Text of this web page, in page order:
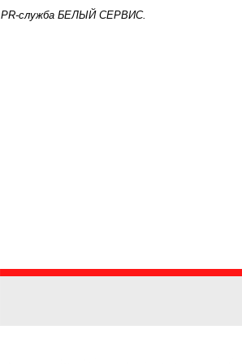
PR-служба БЕЛЫЙ СЕРВИС.